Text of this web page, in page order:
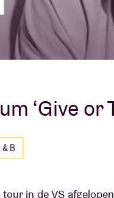
‘Give or
in de VS